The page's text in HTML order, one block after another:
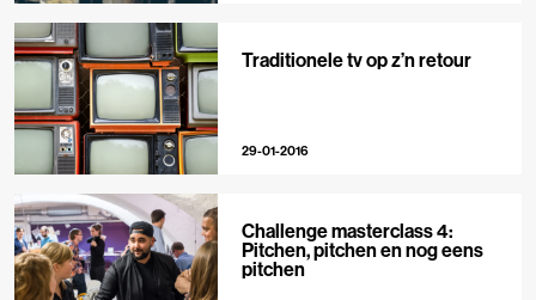
Traditionele tv op z’n retour
29-01-2016
Challenge masterclass 4:
Pitchen, pitchen en nog eens
pitchen